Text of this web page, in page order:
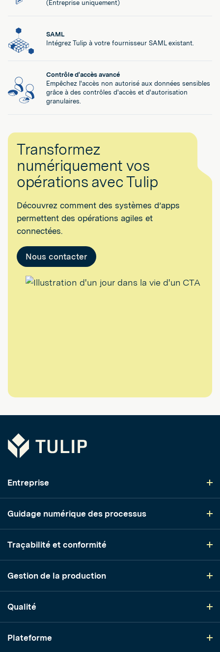
(Entreprise uniquement)
SAML
Intégrez Tulip à votre fournisseur SAML existant.
Contrôle d'accès avancé
Empêchez l'accès non autorisé aux données sensibles
grâce à des contrôles d'accès et d'autorisation
granulaires.
Transformez
numériquement vos
opérations avec Tulip
Découvrez comment des systèmes d’apps
permettent des opérations agiles et
connectées.
Nous contacter
Tulip
Entreprise
Guidage numérique des processus
Traçabilité et conformité
Gestion de la production
Qualité
Plateforme